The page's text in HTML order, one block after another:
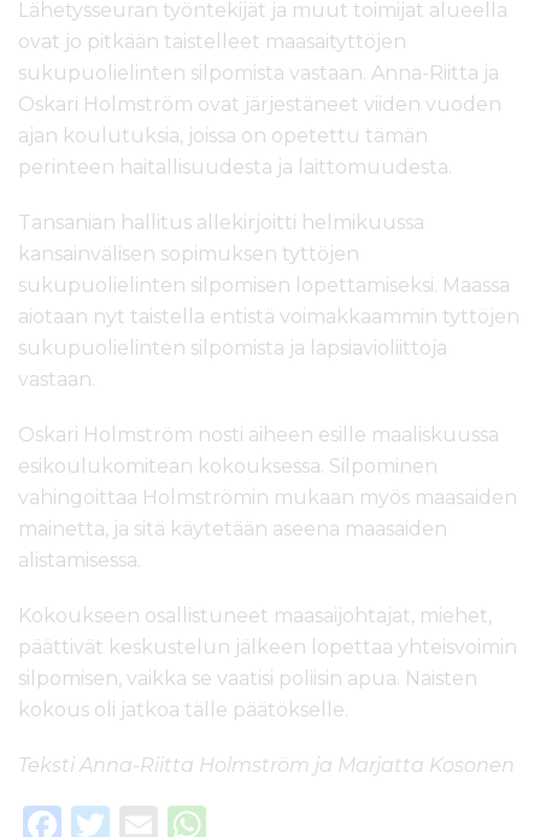
Lähetysseuran työntekijät ja muut toimijat alueella
ovat jo pitkään taistelleet maasaityttöjen
sukupuolielinten silpomista vastaan. Anna-Riitta ja
Oskari Holmström ovat järjestäneet viiden vuoden
ajan koulutuksia, joissa on opetettu tämän
perinteen haitallisuudesta ja laittomuudesta.
Tansanian hallitus allekirjoitti helmikuussa
kansainvälisen sopimuksen tyttöjen
sukupuolielinten silpomisen lopettamiseksi. Maassa
aiotaan nyt taistella entistä voimakkaammin tyttöjen
sukupuolielinten silpomista ja lapsiavioliittoja
vastaan.
Oskari Holmström nosti aiheen esille maaliskuussa
esikoulukomitean kokouksessa. Silpominen
vahingoittaa Holmströmin mukaan myös maasaiden
mainetta, ja sitä käytetään aseena maasaiden
alistamisessa.
Kokoukseen osallistuneet maasaijohtajat, miehet,
päättivät keskustelun jälkeen lopettaa yhteisvoimin
silpomisen, vaikka se vaatisi poliisin apua. Naisten
kokous oli jatkoa tälle päätökselle.
Teksti Anna-Riitta Holmström ja Marjatta Kosonen
F T E